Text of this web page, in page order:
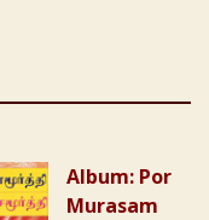
Album: Por
Murasam